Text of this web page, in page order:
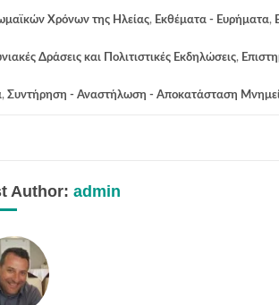
Χρόνων της Ηλείας, Εκθέματα - Ευρήματα,
Δράσεις και Πολιτιστικές Εκδηλώσεις,
, Συντήρηση - Αναστήλωση - Αποκατάσταση
Author: admin